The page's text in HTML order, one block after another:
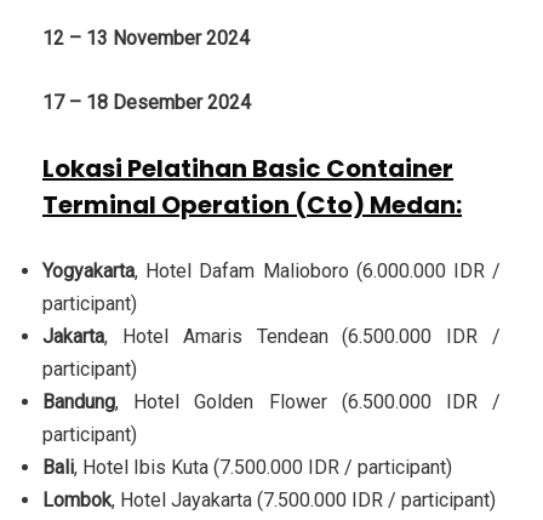
12 – 13 November 2024
17 – 18 Desember 2024
Lokasi Pelatihan Basic Container
Terminal Operation (Cto) Medan:
Yogyakarta, Hotel Dafam Malioboro (6.000.000 IDR /
participant)
Jakarta, Hotel Amaris Tendean (6.500.000 IDR /
participant)
Bandung, Hotel Golden Flower (6.500.000 IDR /
participant)
Bali, Hotel Ibis Kuta (7.500.000 IDR / participant)
Lombok, Hotel Jayakarta (7.500.000 IDR / participant)